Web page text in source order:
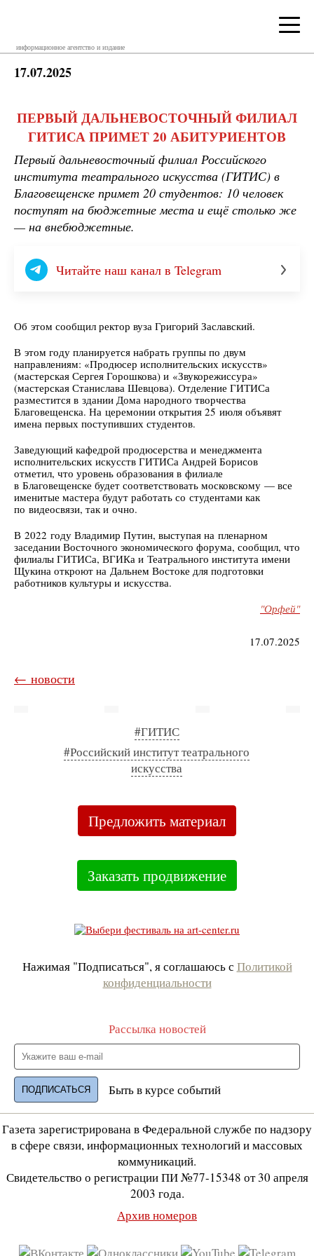
информационное агентство и издание
17.07.2025
ПЕРВЫЙ ДАЛЬНЕВОСТОЧНЫЙ ФИЛИАЛ
ГИТИСА ПРИМЕТ 20 АБИТУРИЕНТОВ
Первый дальневосточный филиал Российского
института театрального искусства (ГИТИС) в
Благовещенске примет 20 студентов: 10 человек
поступят на бюджетные места и ещё столько же
— на внебюджетные.
Читайте наш канал в Telegram
Об этом сообщил ректор вуза Григорий Заславский.
В этом году планируется набрать группы по двум
направлениям: «Продюсер исполнительских искусств»
(мастерская Сергея Горошкова) и «Звукорежиссура»
(мастерская Станислава Шевцова). Отделение ГИТИСа
разместится в здании Дома народного творчества
Благовещенска. На церемонии открытия 25 июля объявят
имена первых поступивших студентов.
Заведующий кафедрой продюсерства и менеджмента
исполнительских искусств ГИТИСа Андрей Борисов
отметил, что уровень образования в филиале
в Благовещенске будет соответствовать московскому — все
именитые мастера будут работать со студентами как
по видеосвязи, так и очно.
В 2022 году Владимир Путин, выступая на пленарном
заседании Восточного экономического форума, сообщил, что
филиалы ГИТИСа, ВГИКа и Театрального института имени
Щукина откроют на Дальнем Востоке для подготовки
работников культуры и искусства.
"Орфей"
17.07.2025
← новости
#ГИТИС
#Российский институт театрального
искусства
Предложить материал
Заказать продвижение
Нажимая "Подписаться", я соглашаюсь с Политикой
конфиденциальности
Рассылка новостей
Быть в курсе событий
Газета зарегистрирована в Федеральной службе по надзору
в сфере связи, информационных технологий и массовых
коммуникаций.
Свидетельство о регистрации ПИ №77-15348 от 30 апреля
2003 года.
Архив номеров